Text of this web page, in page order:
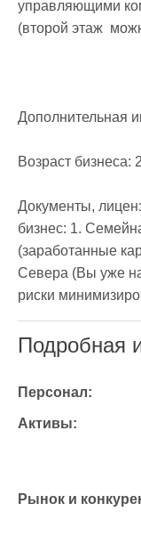
управляющими
(второй этаж
Дополнительная
Возраст бизнеса:
Документы,
бизнес: 1.
(заработанные
Севера (Вы уже
риски
Подробная
Персонал:
Активы:
Рынок и